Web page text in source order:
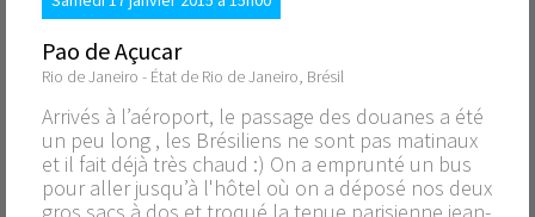
Pao de Açucar
Rio de Janeiro - État de Rio de Janeiro, Brésil
Arrivés à l’aéroport, le passage des douanes a été
un peu long , les Brésiliens ne sont pas matinaux
et il fait déjà très chaud :) On a emprunté un bus
pour aller jusqu’à l'hôtel où on a déposé nos deux